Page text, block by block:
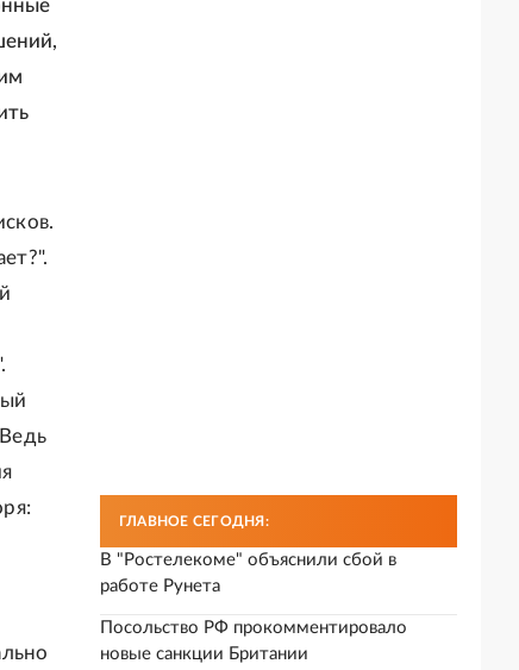
ГЛАВНОЕ СЕГОДНЯ:
В "Ростелекоме" объяснили сбой в
работе Рунета
Посольство РФ прокомментировало
новые санкции Британии